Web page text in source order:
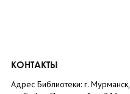
КОНТАКТЫ
Адрес Библиотеки: г. Мурманск,